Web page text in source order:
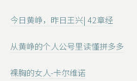
今日黄峥，昨日王兴| 42章经
从黄峥的个人公号里读懂拼多多
裸胸的女人-卡尔维诺